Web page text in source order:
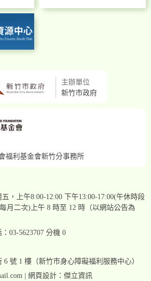
主辦單位
新竹市政府
福利基金會新竹分事務所
，上午8:00-12:00 下午13:00-17:00(午休時段
月二次)上午 8 時至 12 時（以網站公告為
03-5623707 分機 0
6 號 1 樓（新竹市身心障礙福利服務中心）
| 網頁設計： 傑立資訊